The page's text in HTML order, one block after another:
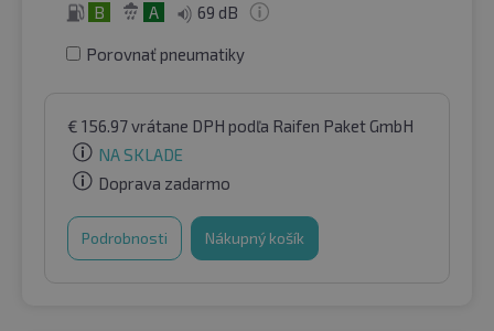
B A 69 dB
Porovnať pneumatiky
€ 156.97vrátane DPH podľa Raifen Paket GmbH
NA SKLADE
Doprava zadarmo
Podrobnosti Nákupný košík